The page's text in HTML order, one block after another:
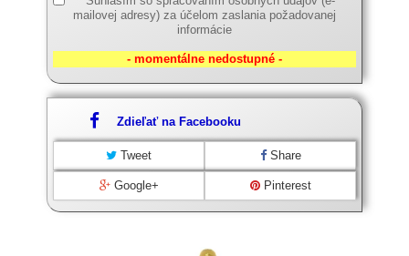
mailovej adresy) za účelom zaslania požadovanej
informácie
- momentálne nedostupné -
Zdieľať na Facebooku
Tweet Share
Google+ Pinterest